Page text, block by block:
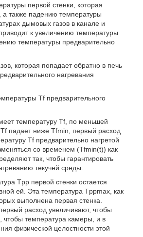
первой стенки, которая
также падению температуры
дымовых газов в канале и
к увеличению температуры
температуры предварительно
которая попадает обратно в печь
нагревания
Tf предварительного
температуру Tf, по меньшей
падает ниже Tfmin, первый расход
Tf предварительно нагретой
со временем (Tfmin(t)) как
так, чтобы гарантировать
текучей среды.
Tpp первой стенки остается
ей. Эта температура Tppmax, как
выполнена первая стенка.
расход увеличивают, чтобы
чтобы температура камеры, и в
физической целостности этой